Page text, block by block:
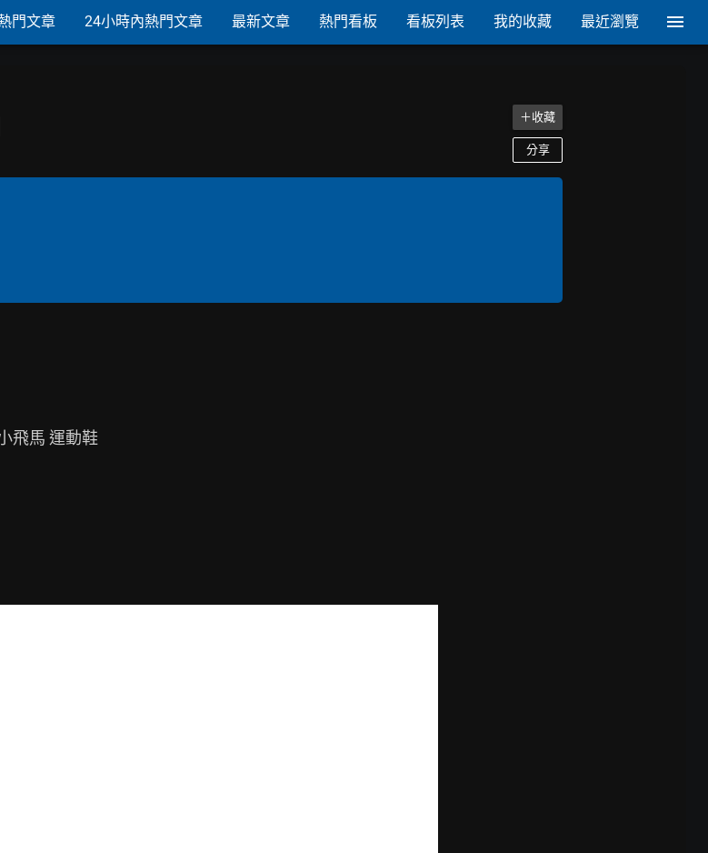
門文章 24小時內熱門文章 最新文章 熱門看板 看板列表 我的收藏 最近瀏覽
＋收藏
分享
飛馬 運動鞋